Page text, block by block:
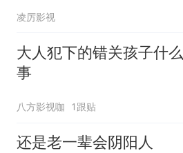
凌厉影视
大人犯下的错关孩子什么
事
八方影视咖 1跟贴
还是老一辈会阴阳人